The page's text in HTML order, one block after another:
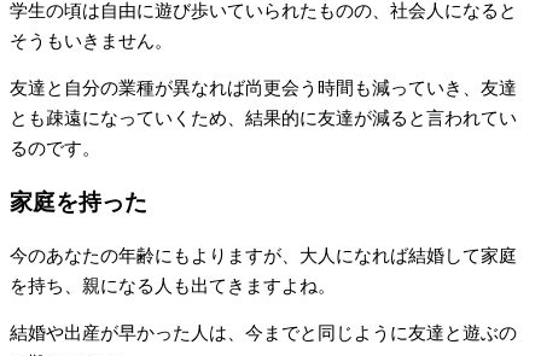
学生の頃は自由に遊び歩いていられたものの、社会人になると
そうもいきません。
友達と自分の業種が異なれば尚更会う時間も減っていき、友達
とも疎遠になっていくため、結果的に友達が減ると言われてい
るのです。
家庭を持った
今のあなたの年齢にもよりますが、大人になれば結婚して家庭
を持ち、親になる人も出てきますよね。
結婚や出産が早かった人は、今までと同じように友達と遊ぶの